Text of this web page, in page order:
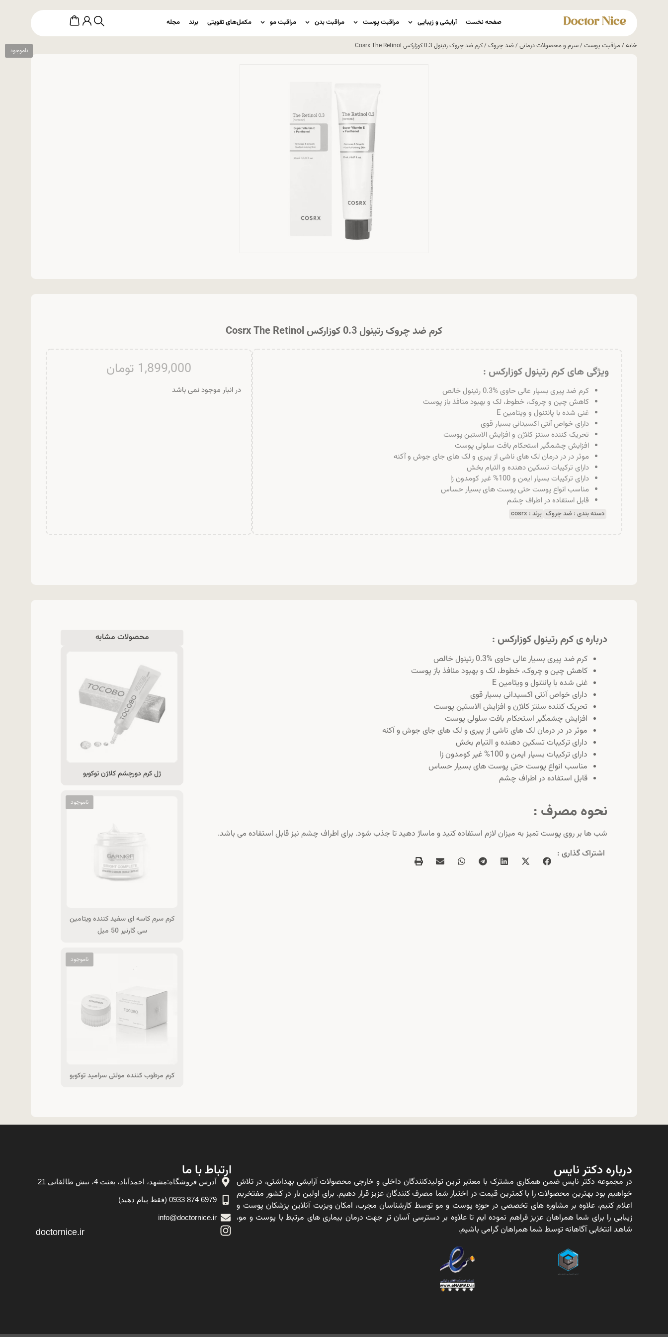
صفحه نخست آرایشی و زیبایی مراقبت پوست مراقبت بدن مراقبت مو مکمل‌های تقویتی برند مجله
خانه/مراقبت پوست/سرم و محصولات درمانی/ضد چروک/ کرم ضد چروک رتینول 0.3 کوزارکس Cosrx The Retinol
کرم ضد چروک رتینول 0.3 کوزارکس Cosrx The Retinol
ویژگی های کرم رتینول کوزارکس :
کرم ضد پیری بسیار عالی حاوی %0.3 رتینول خالص
کاهش چین و چروک، خطوط، لک و بهبود منافذ باز پوست
غنی شده با پانتنول و ویتامین E
دارای خواص آنتی اکسیدانی بسیار قوی
تحریک کننده سنتز کلاژن و افزایش الاستین پوست
افزایش چشمگیر استحکام بافت سلولی پوست
موثر در در درمان لک های ناشی از پیری و لک های جای جوش و آکنه
دارای ترکیبات تسکین دهنده و التیام بخش
دارای ترکیبات بسیار ایمن و 100% غیر کومدون زا
مناسب انواع پوست حتی پوست های بسیار حساس
قابل استفاده در اطراف چشم
دسته بندی : ضد چروک برند : cosrx
1,899,000 تومان
در انبار موجود نمی باشد
درباره ی کرم رتینول کوزارکس :
کرم ضد پیری بسیار عالی حاوی %0.3 رتینول خالص
کاهش چین و چروک، خطوط، لک و بهبود منافذ باز پوست
غنی شده با پانتنول و ویتامین E
دارای خواص آنتی اکسیدانی بسیار قوی
تحریک کننده سنتز کلاژن و افزایش الاستین پوست
افزایش چشمگیر استحکام بافت سلولی پوست
موثر در در درمان لک های ناشی از پیری و لک های جای جوش و آکنه
دارای ترکیبات تسکین دهنده و التیام بخش
دارای ترکیبات بسیار ایمن و 100% غیر کومدون زا
مناسب انواع پوست حتی پوست های بسیار حساس
قابل استفاده در اطراف چشم
نحوه مصرف :
شب ها بر روی پوست تمیز به میزان لازم استفاده کنید و ماساژ دهید تا جذب شود. برای اطراف چشم نیز قابل استفاده می باشد.
اشتراک گذاری :
محصولات مشابه
ژل کرم دورچشم کلاژن توکوبو
کرم سرم کاسه ای سفید کننده ویتامین
سی گارنیر 50 میل
کرم مرطوب کننده مولتی سرامید توکوبو
درباره دکتر نایس
در مجموعه دکتر نایس ضمن همکاری مشترک با معتبر ترین تولیدکنندگان داخلی و خارجی محصولات آرایشی بهداشتی، در تلاش
خواهیم بود بهترین محصولات را با کمترین قیمت در اختیار شما مصرف کنندگان عزیز قرار دهیم. برای اولین بار در کشور مفتخریم
اعلام کنیم، علاوه بر مشاوره های تخصصی در حوزه پوست و مو توسط کارشناسان مجرب، امکان ویزیت آنلاین پزشکان پوست و
زیبایی را برای شما همراهان عزیز فراهم نموده ایم تا علاوه بر دسترسی آسان تر جهت درمان بیماری های مرتبط با پوست و مو،
شاهد انتخابی آگاهانه توسط شما همراهان گرامی باشیم.
ارتباط با ما
آدرس فروشگاه:مشهد، احمدآباد، بعثت 4، نبش طالقانی 21
6979 874 0933 (فقط پیام دهید)
info@doctornice.ir
doctornice.ir